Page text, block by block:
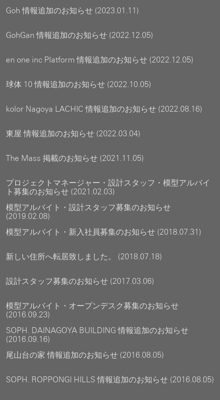
Goh 情報追加のお知らせ (2023.01.11)
GohGan 情報追加のお知らせ (2022.12.05)
en one inc Platform 情報追加のお知らせ (2022.12.05)
球体 10 情報追加のお知らせ (2022.10.05)
kolor Nagoya LACHIC 情報追加のお知らせ (2022.08.16)
東屋 情報追加のお知らせ (2022.03.04)
The Mass 掲載のお知らせ (2021.11.05)
プロジェクトマネージャー・設計スタッフ・模型アルバイ
ト募集のお知らせ (2021.02.03)
模型アルバイト・設計スタッフ募集のお知らせ
(2019.02.08)
模型アルバイト・新入社員募集のお知らせ (2018.07.31)
新しい住所へ転居致しました。 (2018.07.18)
設計スタッフ募集のお知らせ (2017.03.06)
模型アルバイト・オープンデスク募集のお知らせ
(2016.09.23)
SOPH. DAINAGOYA BUILDING 情報追加のお知らせ
(2016.09.16)
尾山台の家 情報追加のお知らせ (2016.08.05)
SOPH. ROPPONGI HILLS 情報追加のお知らせ (2016.08.05)